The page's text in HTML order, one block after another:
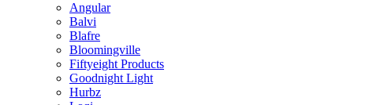
Angular
Balvi
Blafre
Bloomingville
Fiftyeight Products
Goodnight Light
Hurbz